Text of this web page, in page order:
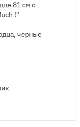
81 см с
!"
черные